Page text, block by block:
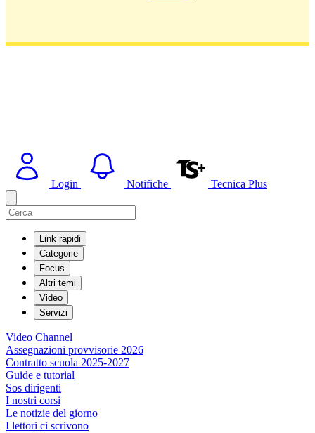
Login Notifiche Tecnica Plus
Link rapidi
Categorie
Focus
Altri temi
Video
Servizi
Video Channel
Assegnazioni provvisorie 2026
Contratto scuola 2025-2027
Guide e tutorial
Sos dirigenti
I nostri corsi
Le notizie del giorno
I lettori ci scrivono